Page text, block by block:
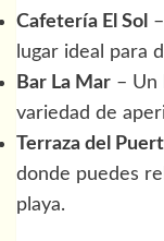
Cafetería El Sol
lugar ideal para
Bar La Mar – Un
variedad de
Terraza del
donde puedes
playa.